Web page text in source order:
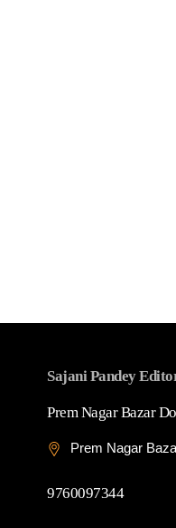
Sajani Pandey
Prem Nagar Bazar
Prem Nagar
9760097344